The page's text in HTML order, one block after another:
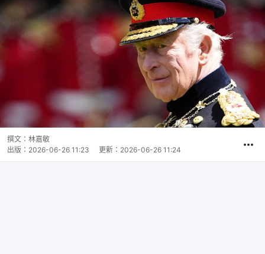
撰文： 林嘉敏
出版： 2026-06-26 11:23 更新： 2026-06-26 11:24